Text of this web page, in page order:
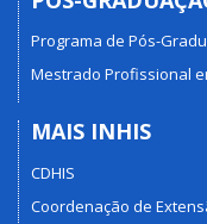
Programa de Pós-
Mestrado Profissional
MAIS INHIS
CDHIS
Coordenação de